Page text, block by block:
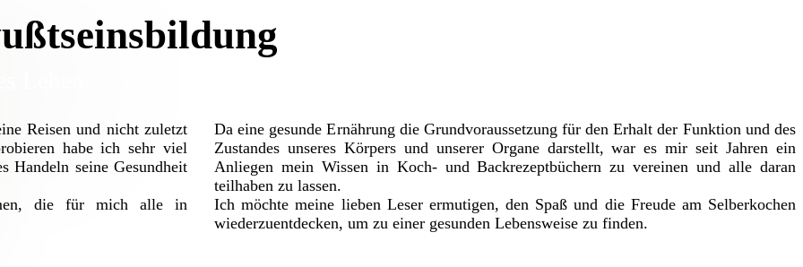
Reisen und nicht zuletzt
habe ich sehr viel
Handeln seine Gesundheit
die für mich alle in
Da eine gesunde Ernährung die Grundvoraussetzung für den Erhalt der Funktion und des
Zustandes unseres Körpers und unserer Organe darstellt, war es mir seit Jahren ein
Anliegen mein Wissen in Koch- und Backrezeptbüchern zu vereinen und alle daran
teilhaben zu lassen.
Ich möchte meine lieben Leser ermutigen, den Spaß und die Freude am Selberkochen
wiederzuentdecken, um zu einer gesunden Lebensweise zu finden.